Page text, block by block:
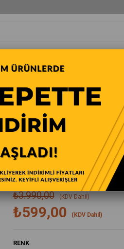
FERACE FERMUARLI BÜYÜK BEDEN
Günay Karaca Kadın Yazlık
Günay Karaca Kadın Yazlık Pardesü
%85İndirim
₺3.990,00 (KDV Dahil)
₺599,00 (KDV Dahil)
RENK